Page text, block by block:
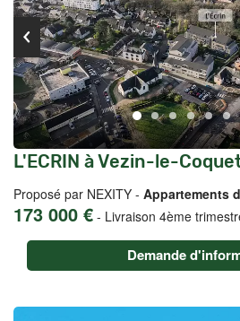
L'ECRIN à Vezin-le-
Proposé par NEXITY - Appartements
173 000 € - Livraison 4ème
Demande